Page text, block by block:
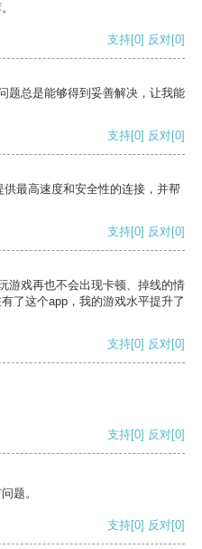
支持[0] 反对[0]
题总是能够得到妥善解决，让我能
支持[0] 反对[0]
最高速度和安全性的连接，并帮
支持[0] 反对[0]
游戏再也不会出现卡顿、掉线的情
了这个app，我的游戏水平提升了
支持[0] 反对[0]
支持[0] 反对[0]
题。
支持[0] 反对[0]